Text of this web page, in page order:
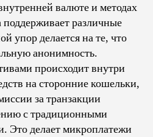
валюте и методах
поддерживает различные
упор делается на те, что
анонимность.
происходит внутри
на сторонние кошельки,
за транзакции
с традиционными
Это делает микроплатежи